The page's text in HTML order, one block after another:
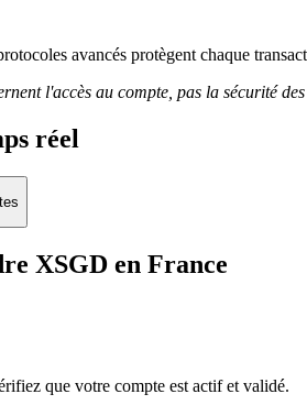
avancés protègent chaque
l'accès au compte, pas la sécurité
réel
XSGD en France
que votre compte est actif et validé.